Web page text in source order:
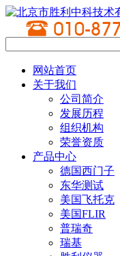
网站首页
关于我们
公司简介
发展历程
组织机构
荣誉资质
产品中心
德国西门子
东华测试
美国飞托克
美国FLIR
普瑞奇
瑞基